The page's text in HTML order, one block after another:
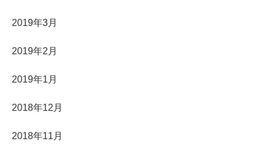
2019年3月
2019年2月
2019年1月
2018年12月
2018年11月